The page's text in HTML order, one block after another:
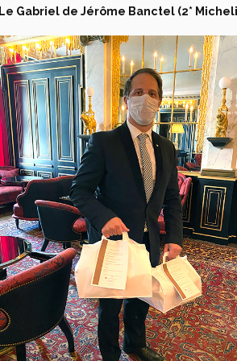
Le Gabriel de Jérôme Banctel (2*